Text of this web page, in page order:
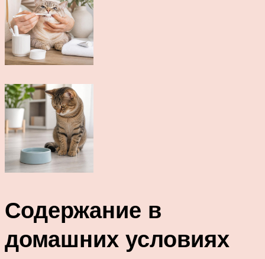
Содержание в
домашних условиях